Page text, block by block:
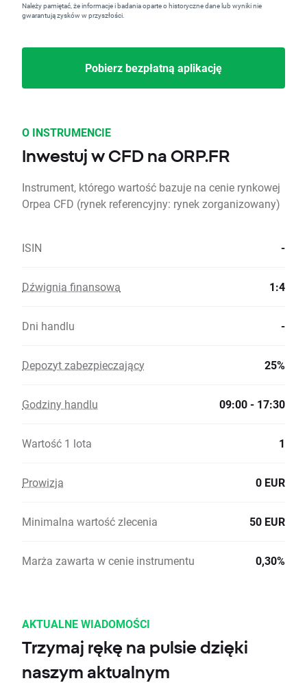
Należy pamiętać, że informacje i badania oparte o historyczne dane lub wyniki nie
gwarantują zysków w przyszłości.
Pobierz bezpłatną aplikację
O INSTRUMENCIE
Inwestuj w CFD na ORP.FR
Instrument, którego wartość bazuje na cenie rynkowej
Orpea CFD (rynek referencyjny: rynek zorganizowany)
ISIN -
Dźwignia finansowa 1:4
Dni handlu -
Depozyt zabezpieczający 25%
Godziny handlu 09:00 - 17:30
Wartość 1 lota 1
Prowizja 0 EUR
Minimalna wartość zlecenia 50 EUR
Marża zawarta w cenie instrumentu 0,30%
AKTUALNE WIADOMOŚCI
Trzymaj rękę na pulsie dzięki
naszym aktualnym